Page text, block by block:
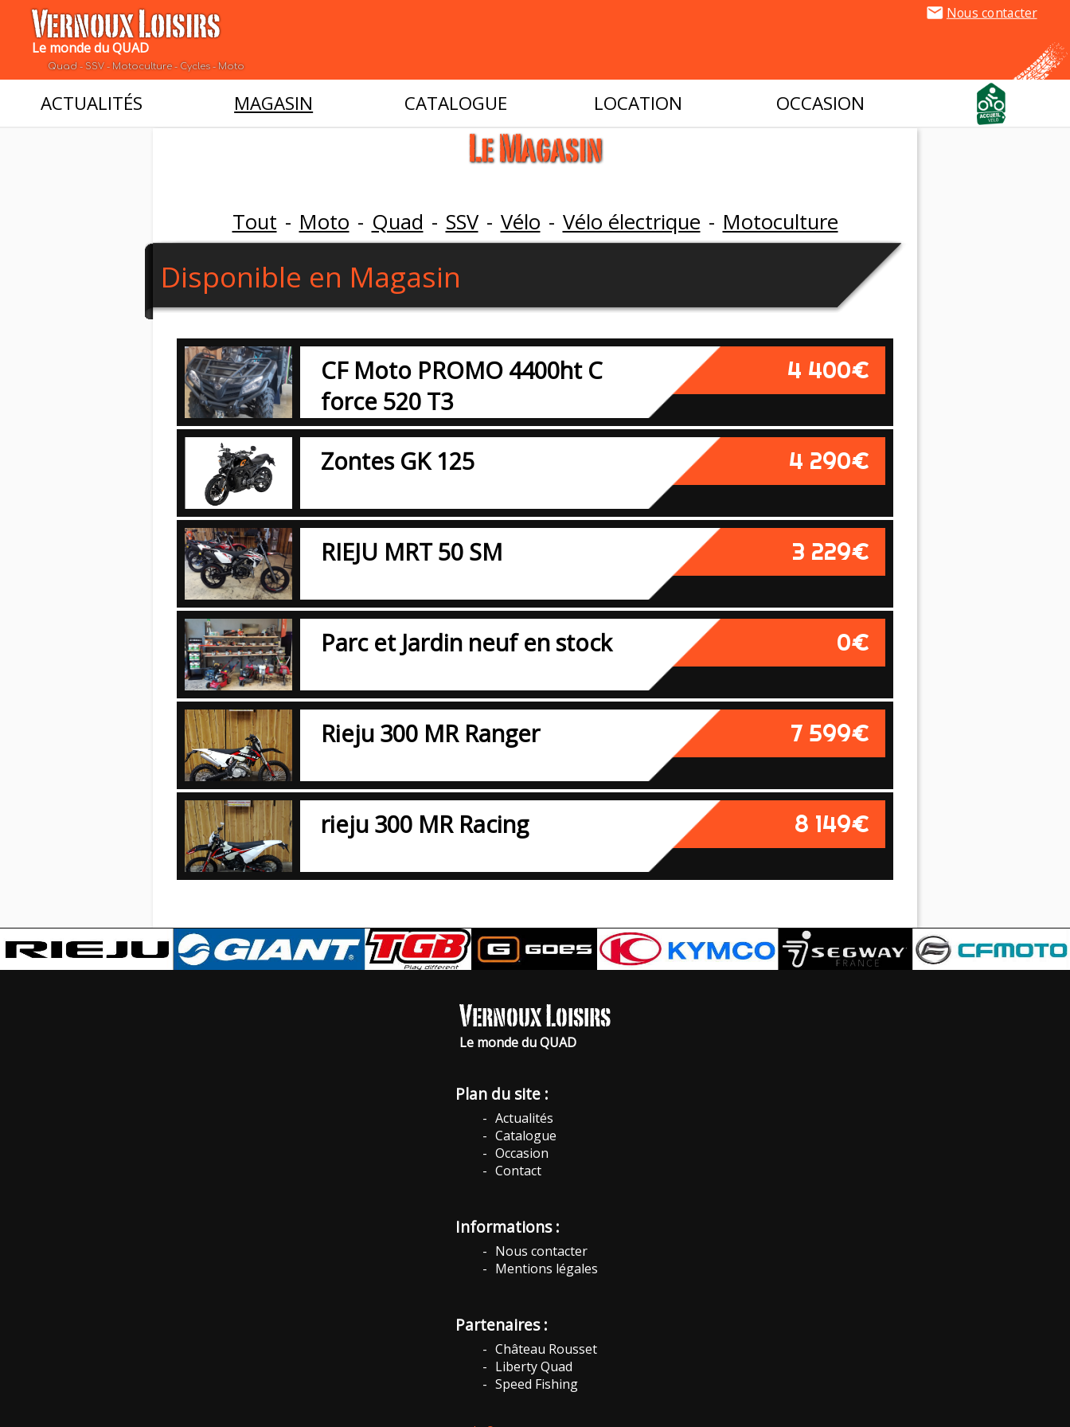
Vernoux Loisirs
Le monde du QUAD
Quad - SSV - Motoculture - Cycles - Moto
Nous contacter
ACTUALITÉS MAGASIN CATALOGUE LOCATION OCCASION
Le Magasin
Tout - Moto - Quad - SSV - Vélo - Vélo électrique - Motoculture
Disponible en Magasin
CF Moto PROMO 4400ht C
force 520 T3
4 400€
Zontes GK 125 4 290€
RIEJU MRT 50 SM 3 229€
Parc et Jardin neuf en stock 0€
Rieju 300 MR Ranger 7 599€
rieju 300 MR Racing 8 149€
Vernoux Loisirs
Le monde du QUAD
Plan du site :
Actualités
Catalogue
Occasion
Contact
Informations :
Nous contacter
Mentions légales
Partenaires :
Château Rousset
Liberty Quad
Speed Fishing